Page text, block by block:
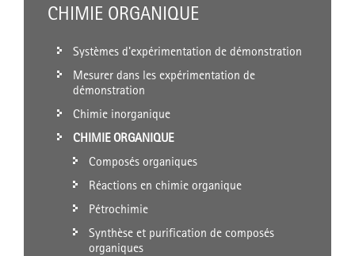
CHIMIE ORGANIQUE
Systèmes d'expérimentation de démonstration
Mesurer dans les expérimentation de
démonstration
Chimie inorganique
CHIMIE ORGANIQUE
Composés organiques
Réactions en chimie organique
Pétrochimie
Synthèse et purification de composés
organiques